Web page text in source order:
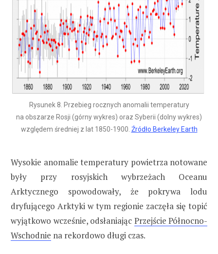
Rysunek 8. Przebieg rocznych anomalii temperatury
na obszarze Rosji (górny wykres) oraz Syberii (dolny wykres)
względem średniej z lat 1850-1900. Źródło Berkeley Earth
Wysokie anomalie temperatury powietrza notowane
były przy rosyjskich wybrzeżach Oceanu
Arktycznego spowodowały, że pokrywa lodu
dryfującego Arktyki w tym regionie zaczęła się topić
wyjątkowo wcześnie, odsłaniając Przejście Północno-
Wschodnie na rekordowo długi czas.